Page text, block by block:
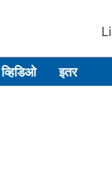
व्हिडिओ इतर